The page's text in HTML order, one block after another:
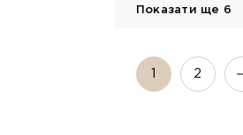
Показати ще 6
1 2